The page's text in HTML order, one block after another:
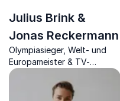
Julius Brink &
Jonas Reckermann
Olympiasieger, Welt- und
Europameister & TV-
Moderatoren über ihren
Erfolg und Motivation.